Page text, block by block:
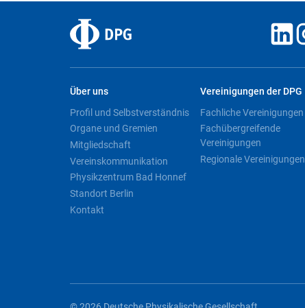
Über uns
Profil und Selbstverständnis
Organe und Gremien
Mitgliedschaft
Vereinskommunikation
Physikzentrum Bad Honnef
Standort Berlin
Kontakt
Vereinigungen der DPG
Fachliche Vereinigungen
Fachübergreifende
Vereinigungen
Regionale Vereinigungen